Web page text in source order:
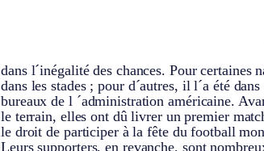
dans l´inégalité des chances. Pour certaines
dans les stades ; pour d´autres, il l´a été
bureaux de l ´administration américaine.
le terrain, elles ont dû livrer un premier
le droit de participer à la fête du football
Leurs supporters, en revanche, sont